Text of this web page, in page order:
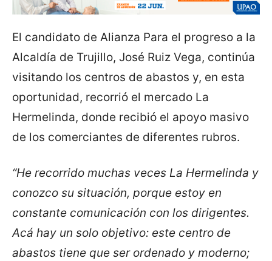
El candidato de Alianza Para el progreso a la
Alcaldía de Trujillo, José Ruiz Vega, continúa
visitando los centros de abastos y, en esta
oportunidad, recorrió el mercado La
Hermelinda, donde recibió el apoyo masivo
de los comerciantes de diferentes rubros.
“He recorrido muchas veces La Hermelinda y
conozco su situación, porque estoy en
constante comunicación con los dirigentes.
Acá hay un solo objetivo: este centro de
abastos tiene que ser ordenado y moderno;